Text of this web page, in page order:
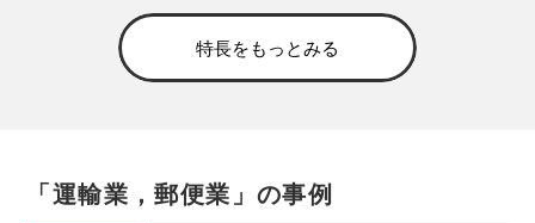
特長をもっとみる
「運輸業，郵便業」の事例